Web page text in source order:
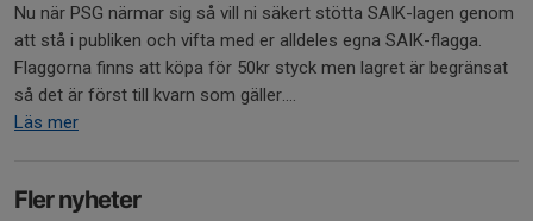
Nu när PSG närmar sig så vill ni säkert stötta SAIK-lagen genom
att stå i publiken och vifta med er alldeles egna SAIK-flagga.
Flaggorna finns att köpa för 50kr styck men lagret är begränsat
så det är först till kvarn som gäller....
Läs mer
Fler nyheter